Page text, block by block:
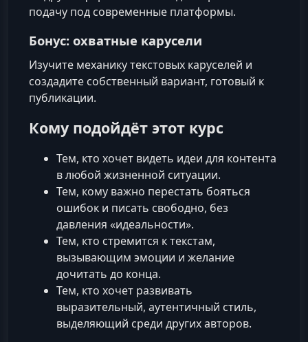
подачу под современные платформы.
Бонус: охватные карусели
Изучите механику текстовых каруселей и
создадите собственный вариант, готовый к
публикации.
Кому подойдёт этот курс
Тем, кто хочет видеть идеи для контента
в любой жизненной ситуации.
Тем, кому важно перестать бояться
ошибок и писать свободно, без
давления «идеальности».
Тем, кто стремится к текстам,
вызывающим эмоции и желание
дочитать до конца.
Тем, кто хочет развивать
выразительный, аутентичный стиль,
выделяющий среди других авторов.